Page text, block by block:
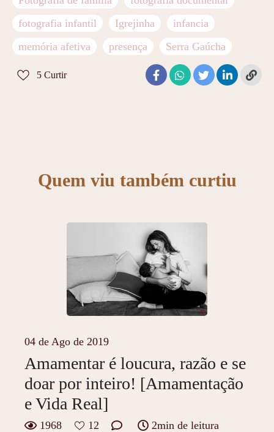
fotografia infantil
Igrejinha
infancia
memória afetiva
presença Serra Gaúcha
5 Curtir
Quem viu também curtiu
04 de Ago de 2019
Amamentar é loucura, razão e se
doar por inteiro! [Amamentação
e Vida Real]
1968 12 2min de leitura